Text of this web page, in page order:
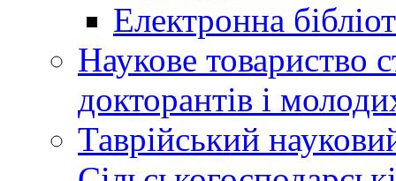
Електронна
Наукове товариство
докторантів і
Таврійський